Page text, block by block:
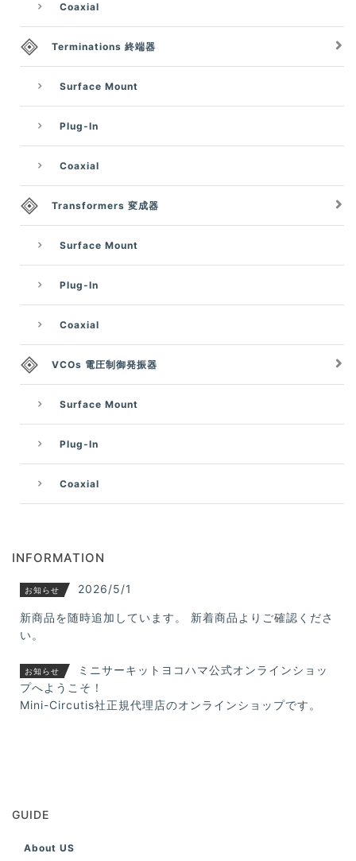
Coaxial
Terminations 終端器
Surface Mount
Plug-In
Coaxial
Transformers 変成器
Surface Mount
Plug-In
Coaxial
VCOs 電圧制御発振器
Surface Mount
Plug-In
Coaxial
INFORMATION
お知らせ 2026/5/1
新商品を随時追加しています。 新着商品よりご確認くださ
い。
お知らせ
ミニサーキットヨコハマ公式オンラインショッ
プへようこそ！
Mini-Circutis社正規代理店のオンラインショップです。
GUIDE
About US